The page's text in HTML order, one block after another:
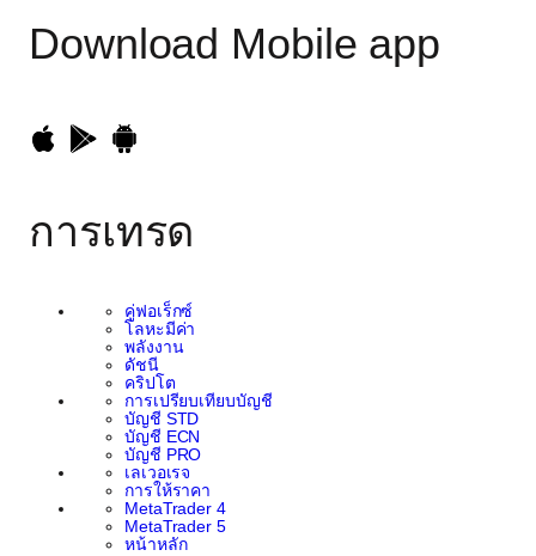
Download Mobile app
การเทรด
คู่ฟอเร็กซ์
โลหะมีค่า
พลังงาน
ดัชนี
คริปโต
การเปรียบเทียบบัญชี
บัญชี STD
บัญชี ECN
บัญชี PRO
เลเวอเรจ
การให้ราคา
MetaTrader 4
MetaTrader 5
หน้าหลัก